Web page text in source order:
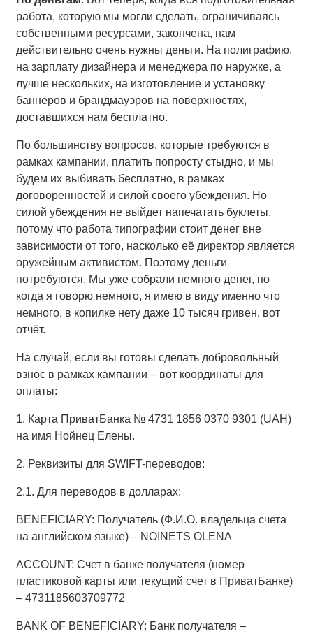
работа, которую мы могли сделать, ограничиваясь
собственными ресурсами, закончена, нам
действительно очень нужны деньги. На полиграфию,
на зарплату дизайнера и менеджера по наружке, а
лучше нескольких, на изготовление и установку
баннеров и брандмауэров на поверхностях,
доставшихся нам бесплатно.
По большинству вопросов, которые требуются в
рамках кампании, платить попросту стыдно, и мы
будем их выбивать бесплатно, в рамках
договоренностей и силой своего убеждения. Но
силой убеждения не выйдет напечатать буклеты,
потому что работа типографии стоит денег вне
зависимости от того, насколько её директор является
оружейным активистом. Поэтому деньги
потребуются. Мы уже собрали немного денег, но
когда я говорю немного, я имею в виду именно что
немного, в копилке нету даже 10 тысяч гривен, вот
отчёт.
На случай, если вы готовы сделать добровольный
взнос в рамках кампании – вот координаты для
оплаты:
1. Карта ПриватБанка № 4731 1856 0370 9301 (UAH)
на имя Нойнец Елены.
2. Реквизиты для SWIFT-переводов:
2.1. Для переводов в долларах:
BENEFICIARY: Получатель (Ф.И.О. владельца счета
на английском языке) – NOINETS OLENA
ACCOUNT: Счет в банке получателя (номер
пластиковой карты или текущий счет в ПриватБанке)
– 4731185603709772
BANK OF BENEFICIARY: Банк получателя –